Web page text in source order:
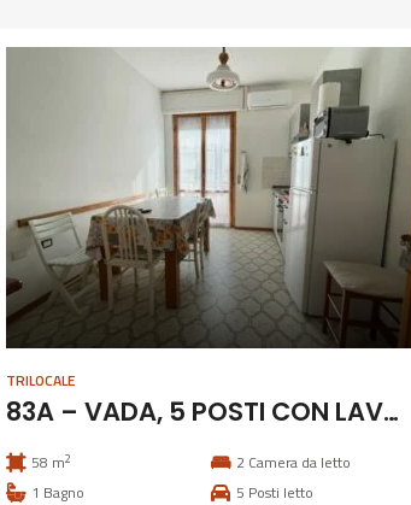
TRILOCALE
83A – VADA, 5 POSTI CON LAVATRICE E CLIMATIZZAZIONE
58 m2 2 Camera da letto
1 Bagno 5 Posti letto